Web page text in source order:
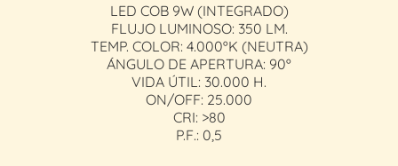
LED COB 9W (INTEGRADO)
FLUJO LUMINOSO: 350 LM.
TEMP. COLOR: 4.000ºK (NEUTRA)
ÁNGULO DE APERTURA: 90º
VIDA ÚTIL: 30.000 H.
ON/OFF: 25.000
CRI: >80
P.F.: 0,5